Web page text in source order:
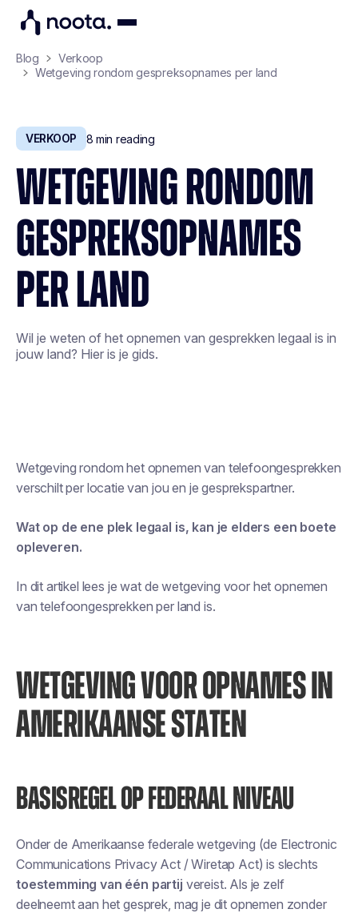
Blog
Verkoop
Wetgeving rondom gespreksopnames per land
VERKOOP 8 min reading
WETGEVING RONDOM
GESPREKSOPNAMES
PER LAND
Wil je weten of het opnemen van gesprekken legaal is in
jouw land? Hier is je gids.
Wetgeving rondom het opnemen van telefoongesprekken
verschilt per locatie van jou en je gesprekspartner.
Wat op de ene plek legaal is, kan je elders een boete
opleveren.
In dit artikel lees je wat de wetgeving voor het opnemen
van telefoongesprekken per land is.
WETGEVING VOOR OPNAMES IN
AMERIKAANSE STATEN
BASISREGEL OP FEDERAAL NIVEAU
Onder de Amerikaanse federale wetgeving (de Electronic
Communications Privacy Act / Wiretap Act) is slechts
toestemming van één partij vereist. Als je zelf
deelneemt aan het gesprek, mag je dit opnemen zonder